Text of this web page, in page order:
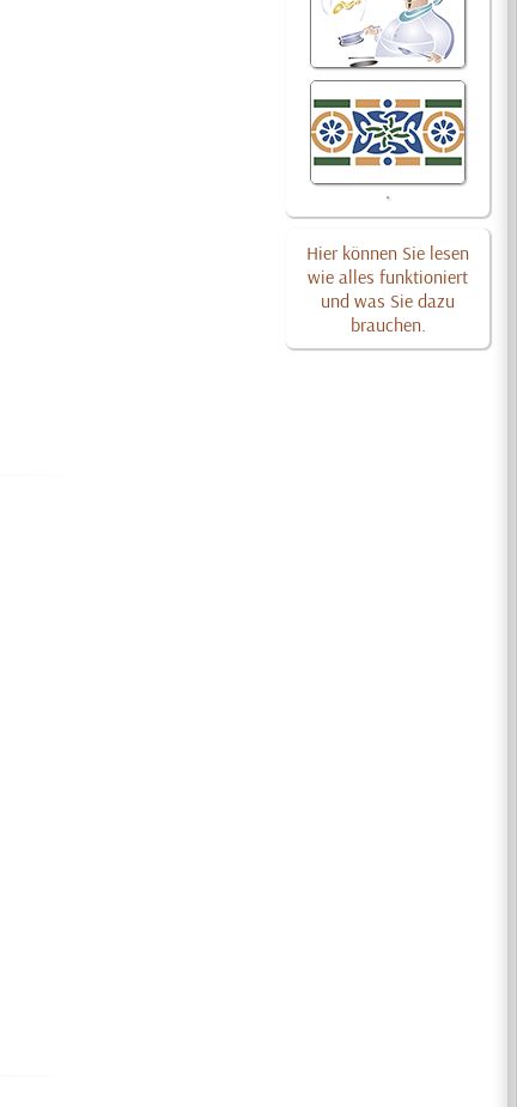
Hier können Sie lesen
wie alles funktioniert
und was Sie dazu
brauchen.